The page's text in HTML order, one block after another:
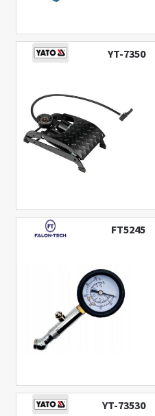
YT-7350
FT5245
YT-73530